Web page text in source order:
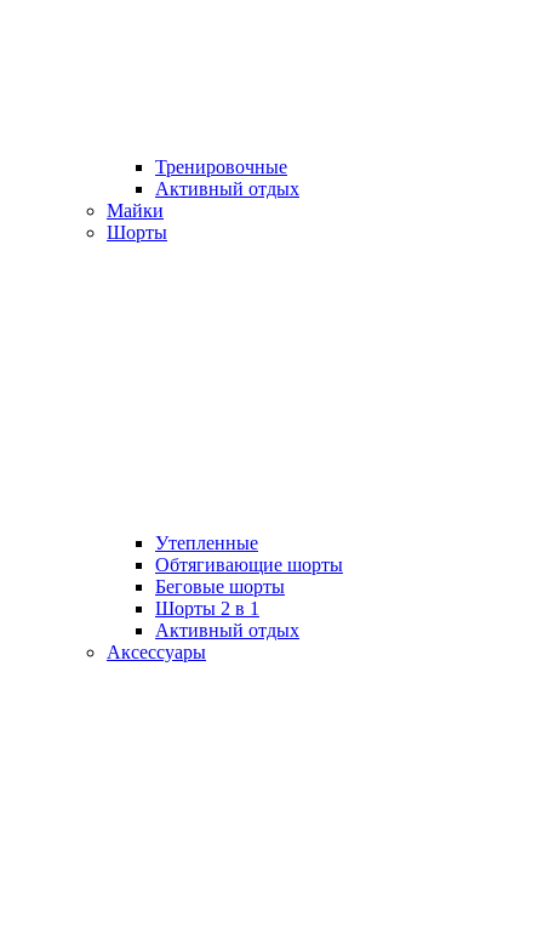
Тренировочные
Активный отдых
Майки
Шорты
Утепленные
Обтягивающие шорты
Беговые шорты
Шорты 2 в 1
Активный отдых
Аксессуары